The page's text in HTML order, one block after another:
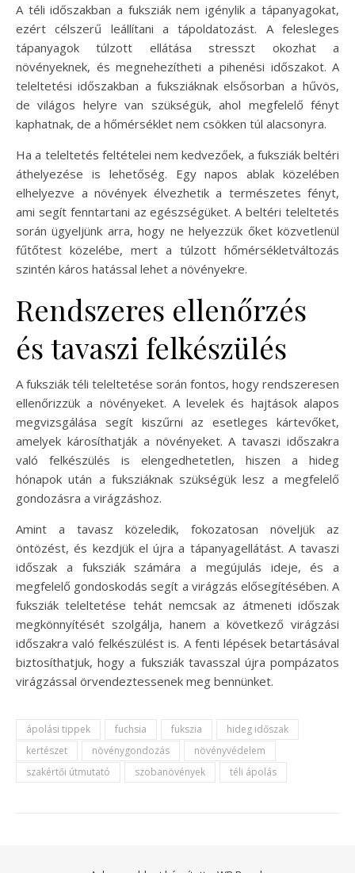
A téli időszakban a fuksziák nem igénylik a tápanyagokat,
ezért célszerű leállítani a tápoldatozást. A felesleges
tápanyagok túlzott ellátása stresszt okozhat a
növényeknek, és megnehezítheti a pihenési időszakot. A
teleltetési időszakban a fuksziáknak elsősorban a hűvös,
de világos helyre van szükségük, ahol megfelelő fényt
kaphatnak, de a hőmérséklet nem csökken túl alacsonyra.
Ha a teleltetés feltételei nem kedvezőek, a fuksziák beltéri
áthelyezése is lehetőség. Egy napos ablak közelében
elhelyezve a növények élvezhetik a természetes fényt,
ami segít fenntartani az egészségüket. A beltéri teleltetés
során ügyeljünk arra, hogy ne helyezzük őket közvetlenül
fűtőtest közelébe, mert a túlzott hőmérsékletváltozás
szintén káros hatással lehet a növényekre.
Rendszeres ellenőrzés
és tavaszi felkészülés
A fuksziák téli teleltetése során fontos, hogy rendszeresen
ellenőrizzük a növényeket. A levelek és hajtások alapos
megvizsgálása segít kiszűrni az esetleges kártevőket,
amelyek károsíthatják a növényeket. A tavaszi időszakra
való felkészülés is elengedhetetlen, hiszen a hideg
hónapok után a fuksziáknak szükségük lesz a megfelelő
gondozásra a virágzáshoz.
Amint a tavasz közeledik, fokozatosan növeljük az
öntözést, és kezdjük el újra a tápanyagellátást. A tavaszi
időszak a fuksziák számára a megújulás ideje, és a
megfelelő gondoskodás segít a virágzás elősegítésében. A
fuksziák teleltetése tehát nemcsak az átmeneti időszak
megkönnyítését szolgálja, hanem a következő virágzási
időszakra való felkészülést is. A fenti lépések betartásával
biztosíthatjuk, hogy a fuksziák tavasszal újra pompázatos
virágzással örvendeztessenek meg bennünket.
ápolási tippek fuchsia fukszia
hideg időszak
kertészet
növénygondozás
növényvédelem
szakértői útmutató
szobanövények téli ápolás